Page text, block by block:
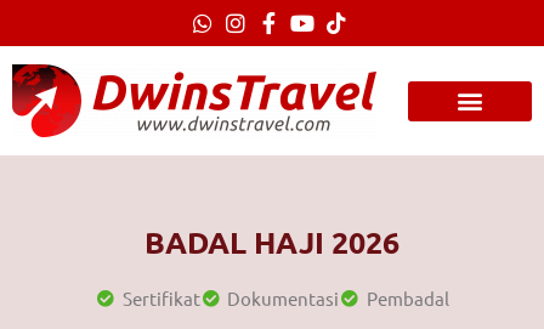
konten
BADAL HAJI 2026
Sertifikat Dokumentasi Pembadal